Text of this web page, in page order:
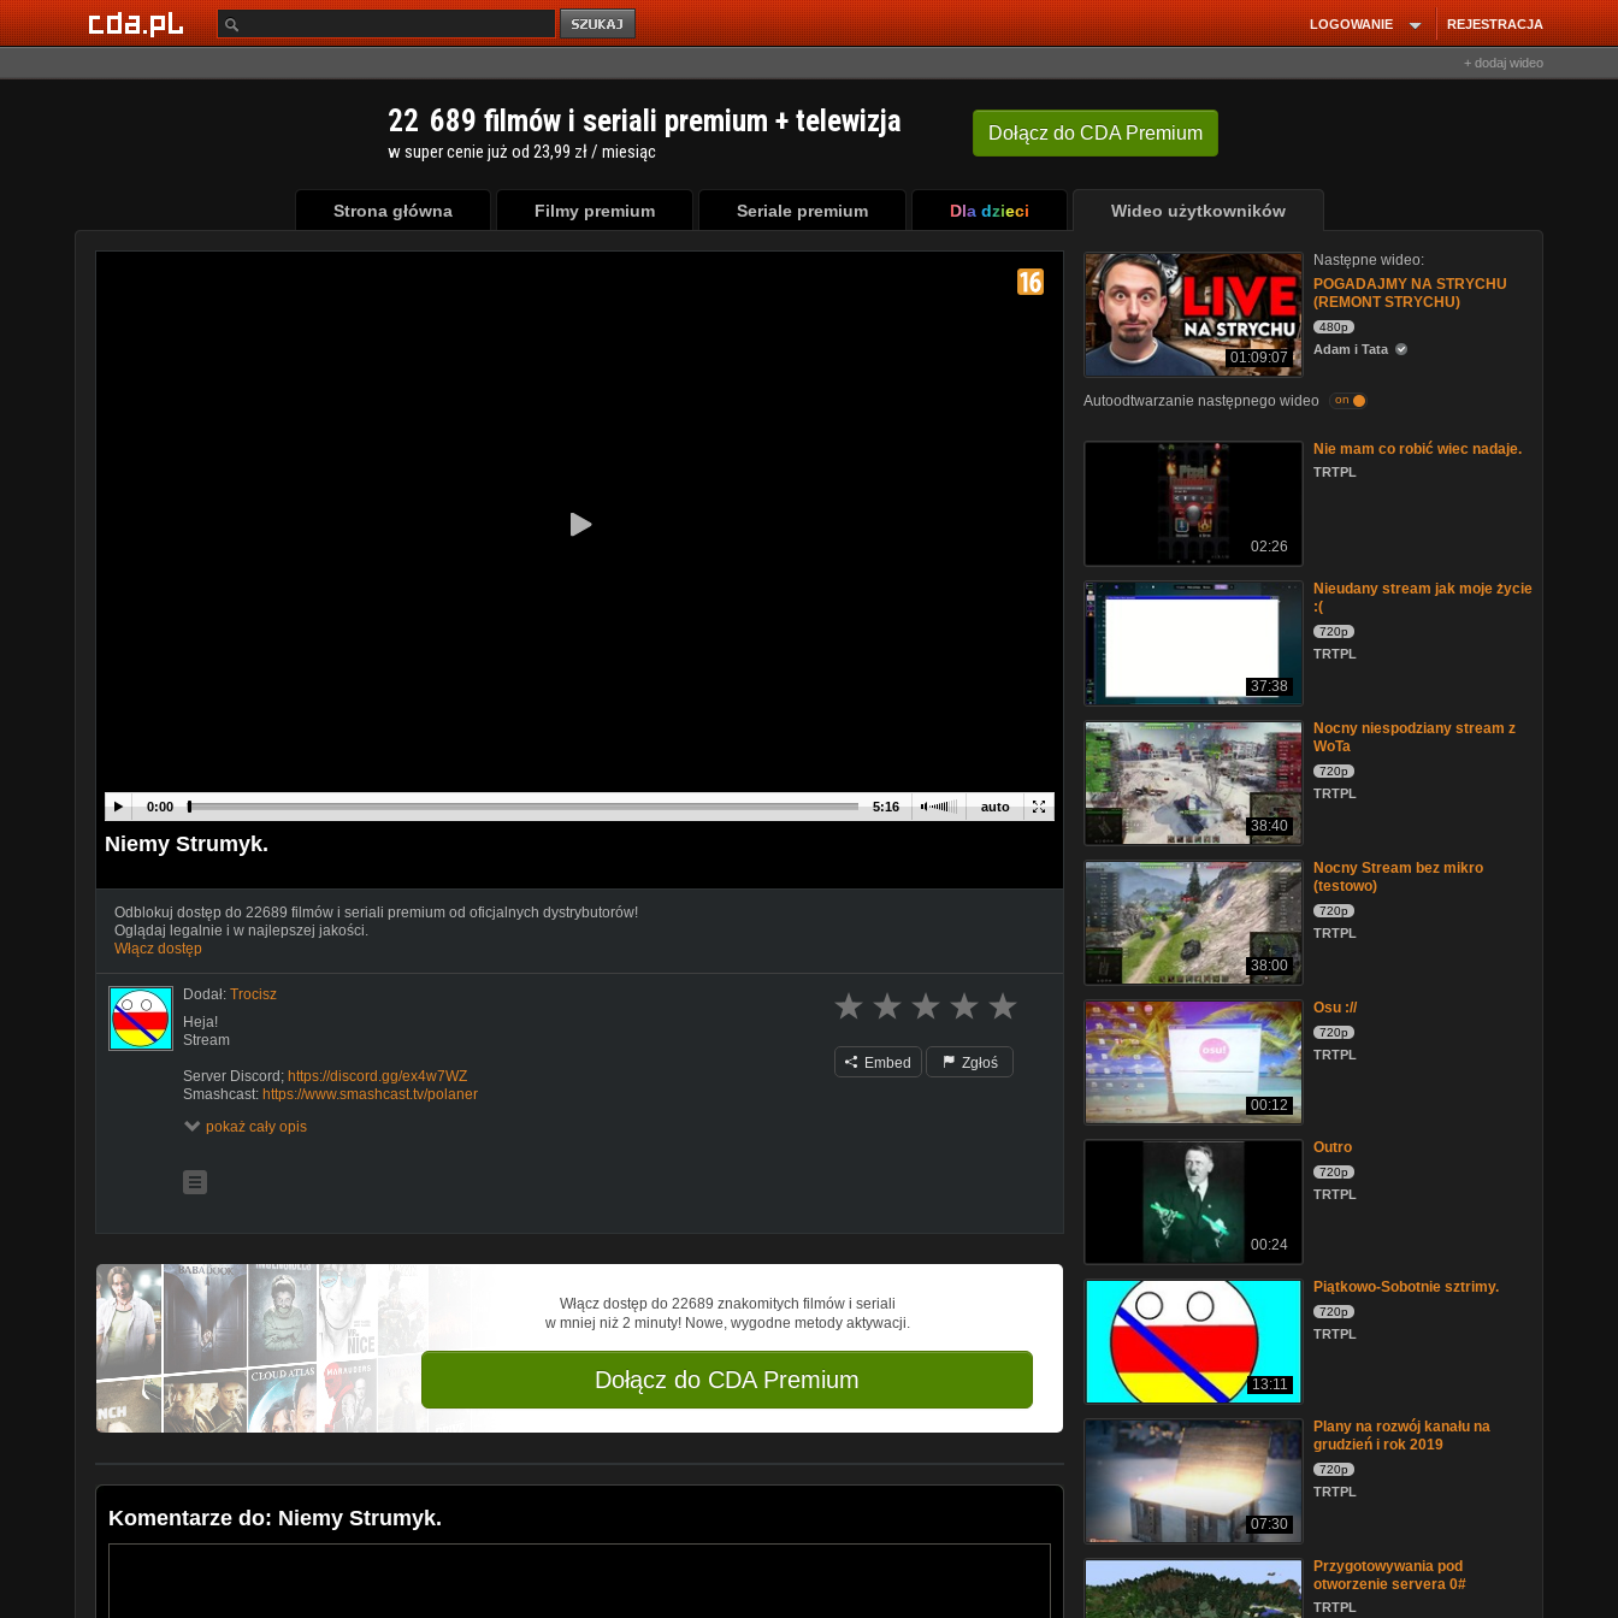
REJESTRACJA
LOGOWANIE
+ dodaj wideo
Dołącz do CDA Premium
22 689 filmów i seriali premium + telewizja
w super cenie już od 23,99 zł / miesiąc
Strona główna Filmy premium Seriale premium Dla dzieci Wideo użytkowników
auto
0:00 5:16
Niemy Strumyk.
Odblokuj dostęp do 22689 filmów i seriali premium od oficjalnych dystrybutorów!
Oglądaj legalnie i w najlepszej jakości.
Włącz dostęp
Dodał: Trocisz
Heja!
Stream
Server Discord; https://discord.gg/ex4w7WZ
Smashcast: https://www.smashcast.tv/polaner
pokaż cały opis
Embed Zgłoś
Włącz dostęp do 22689 znakomitych filmów i seriali
w mniej niż 2 minuty! Nowe, wygodne metody aktywacji.
Dołącz do CDA Premium
Komentarze do: Niemy Strumyk.
01:09:07
Następne wideo:
POGADAJMY NA STRYCHU
(REMONT STRYCHU)
480p
Adam i Tata
Autoodtwarzanie następnego wideo on
02:26
Nie mam co robić wiec nadaje.
TRTPL
37:38
Nieudany stream jak moje życie
:(
720p
TRTPL
38:40
Nocny niespodziany stream z
WoTa
720p
TRTPL
38:00
Nocny Stream bez mikro
(testowo)
720p
TRTPL
00:12
Osu ://
720p
TRTPL
00:24
Outro
720p
TRTPL
13:11
Piątkowo-Sobotnie sztrimy.
720p
TRTPL
07:30
Plany na rozwój kanału na
grudzień i rok 2019
720p
TRTPL
Przygotowywania pod
otworzenie servera 0#
TRTPL